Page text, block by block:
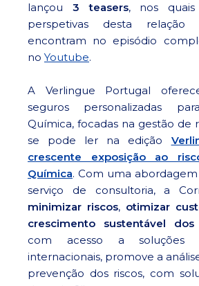
lançou 3 teasers, nos quais
perspetivas desta
encontram no episódio
no Youtube.
A Verlingue Portugal
seguros personalizadas
Química, focadas na gestão de
se pode ler na edição
crescente exposição ao
Química. Com uma
serviço de consultoria, a
minimizar riscos, otimizar
crescimento sustentável
com acesso a soluções
internacionais, promove a
prevenção dos riscos, com